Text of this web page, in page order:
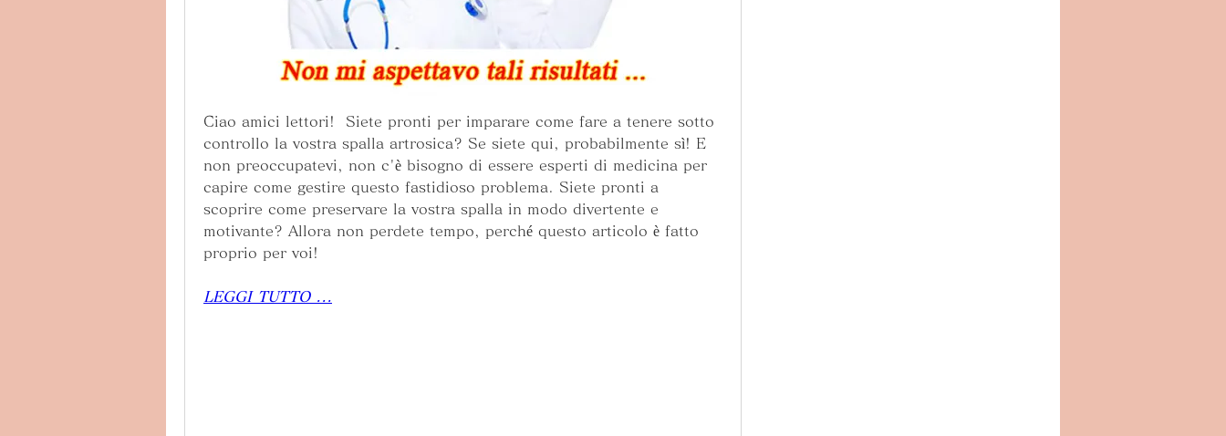
Ciao amici lettori!  Siete pronti per imparare come fare a tenere sotto
controllo la vostra spalla artrosica? Se siete qui, probabilmente sì! E
non preoccupatevi, non c'è bisogno di essere esperti di medicina per
capire come gestire questo fastidioso problema. Siete pronti a
scoprire come preservare la vostra spalla in modo divertente e
motivante? Allora non perdete tempo, perché questo articolo è fatto
proprio per voi!
LEGGI TUTTO ...